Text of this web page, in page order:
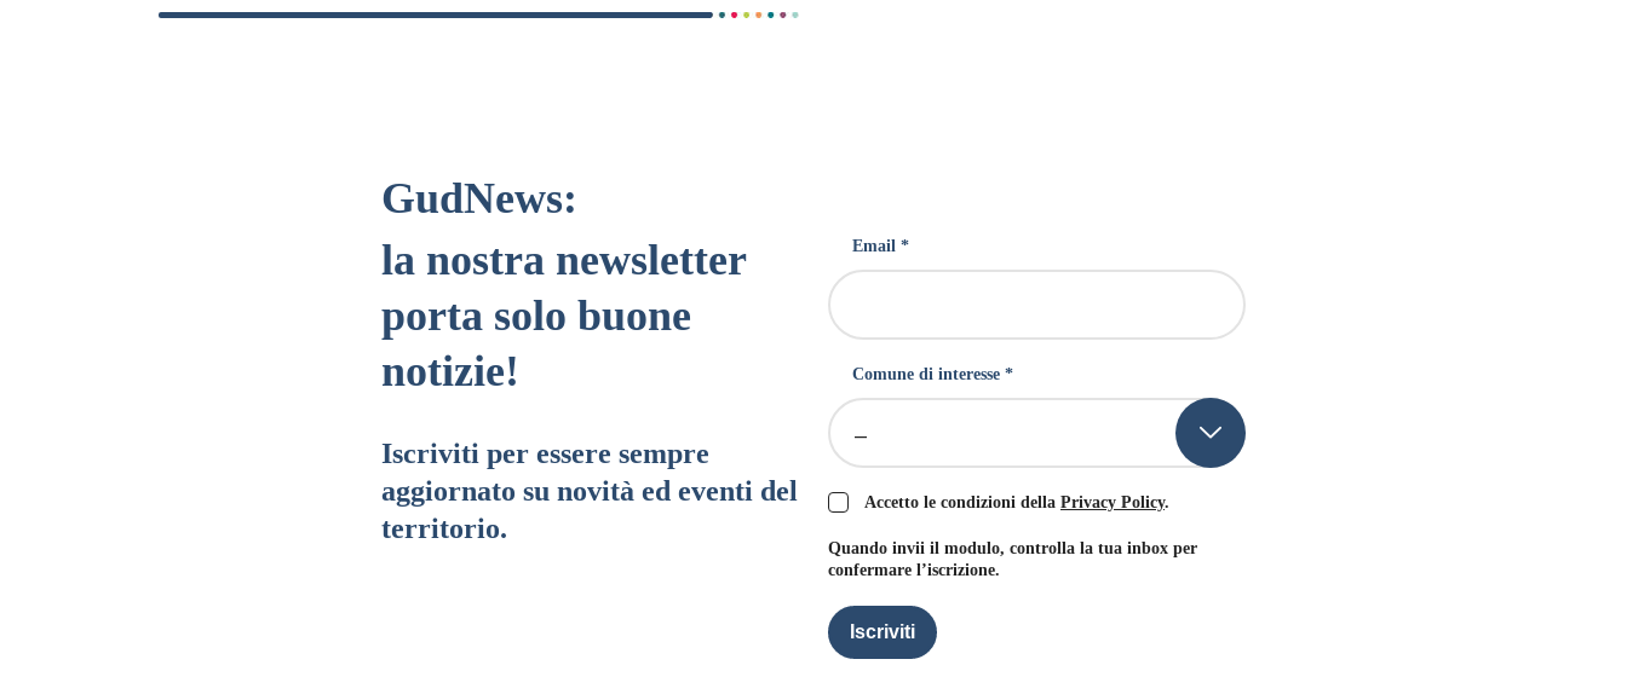
GudNews:
la nostra newsletter
porta solo buone
notizie!
Iscriviti per essere sempre
aggiornato su novità ed eventi del
territorio.
Email *
Comune di interesse *
–
Accetto le condizioni della Privacy Policy.
Quando invii il modulo, controlla la tua inbox per
confermare l’iscrizione.
Iscriviti